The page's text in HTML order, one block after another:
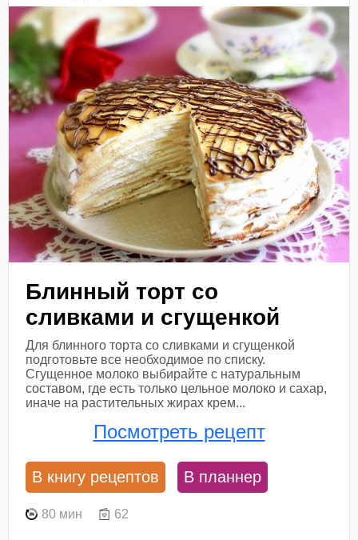
Блинный торт со
сливками и сгущенкой
Для блинного торта со сливками и сгущенкой
подготовьте все необходимое по списку.
Сгущенное молоко выбирайте с натуральным
составом, где есть только цельное молоко и сахар,
иначе на растительных жирах крем...
Посмотреть рецепт
В книгу рецептов В планнер
80 мин 62